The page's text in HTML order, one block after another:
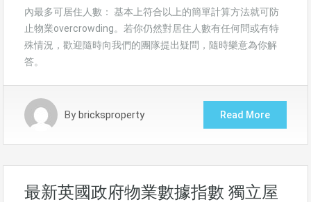
內最多可居住人數： 基本上符合以上的簡單計算方法就可防
止物業overcrowding。若你仍然對居住人數有任何問或有特
殊情況，歡迎隨時向我們的團隊提出疑問，隨時樂意為你解
答。
By bricksproperty Read More
最新英國政府物業數據指數 獨立屋